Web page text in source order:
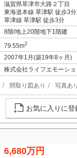
滋賀県草津市大路２丁目
東海道本線 草津駅 徒歩3分
草津線 草津駅 徒歩3分
8階/地上20階地下1階建
79.55m2
2007年1月(築19年8ヶ月)
株式会社ライフエモーショ
間取り図あり 写真あり
お気に入りに登
6,680万円